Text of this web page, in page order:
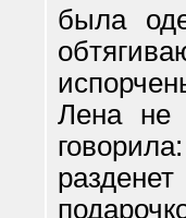
была
Лена не